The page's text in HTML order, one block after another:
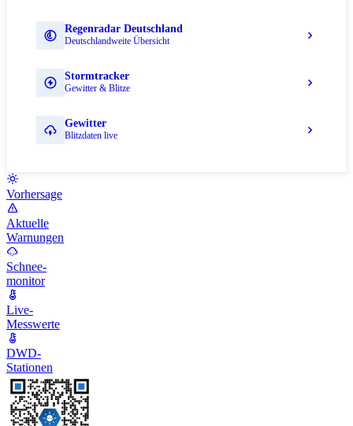
Regenradar Deutschland
Deutschlandweite Übersicht
Stormtracker
Gewitter & Blitze
Gewitter
Blitzdaten live
Vorhersage
Aktuelle
Warnungen
Schnee-
monitor
Live-
Messwerte
DWD-
Stationen